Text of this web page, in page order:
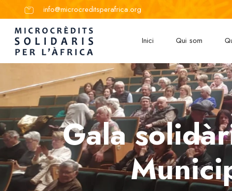
info@microcreditsperafrica.org
Inici Qui som
Gala